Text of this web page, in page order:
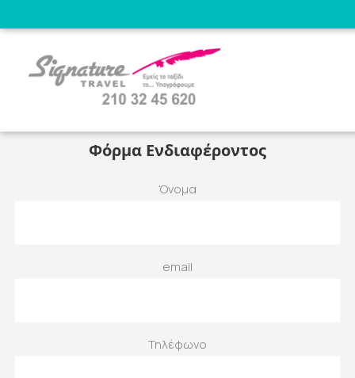
Μαρόκο
Royal 3
ΤΙΜΕΣ & ΠΑΡΟΧΕΣ PDF
Φόρμα Ενδιαφέροντος
Όνομα
email
Τηλέφωνο